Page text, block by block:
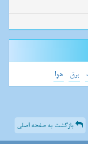
برق هوا
بازگشت به صفحه اصلی